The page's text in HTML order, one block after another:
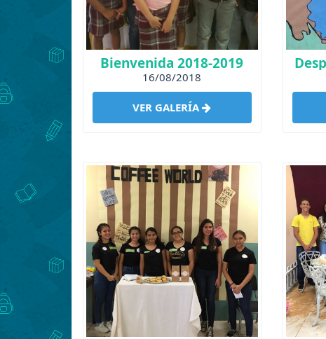
Bienvenida 2018-2019
16/08/2018
VER GALERÍA